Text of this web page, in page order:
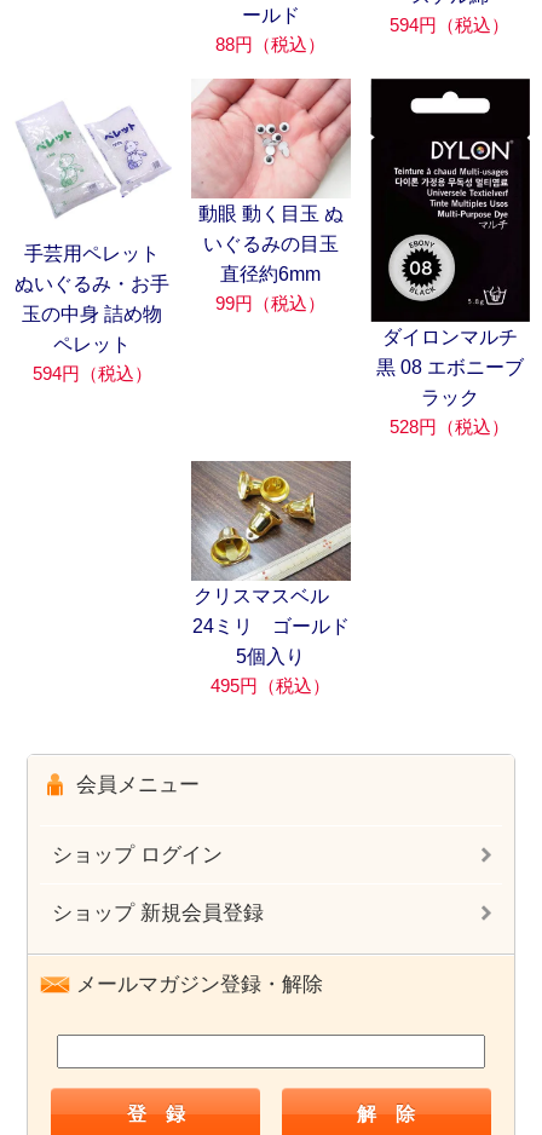
ールド
88円（税込）
594円（税込）
手芸用ペレット
ぬいぐるみ・お手
玉の中身 詰め物
ペレット
594円（税込）
動眼 動く目玉 ぬ
いぐるみの目玉
直径約6mm
99円（税込）
ダイロンマルチ
黒 08 エボニーブ
ラック
528円（税込）
クリスマスベル
24ミリ ゴールド
5個入り
495円（税込）
会員メニュー
ショップ ログイン
ショップ 新規会員登録
メールマガジン登録・解除